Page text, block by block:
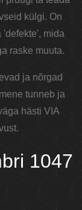
külgi. On
'defekte', mida
raske muuta.
ja nõrgad
tunneb ja
hästi VIA
1047